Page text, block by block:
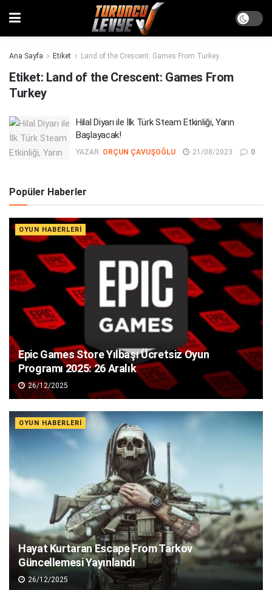
Ana Sayfa Etiket Land of the Crescent: Games From Turkey
Etiket: Land of the Crescent: Games From
Turkey
Hilal Diyarı ile İlk Türk Steam Etkinliği, Yarın
Başlayacak!
YAZAR: ORÇUN ÇAVUŞOĞLU 21/08/2023 0
Popüler Haberler
OYUN HABERLERI
Epic Games Store Yılbaşı Ücretsiz Oyun
Programı 2025: 26 Aralık
26/12/2025
OYUN HABERLERI
Hayat Kurtaran Escape From Tarkov
Güncellemesi Yayınlandı
26/12/2025